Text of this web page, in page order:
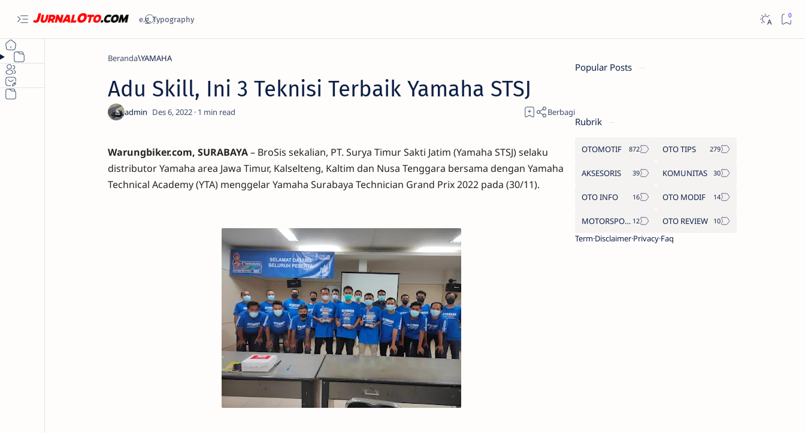
Beranda YAMAHA
Adu Skill, Ini 3 Teknisi Terbaik Yamaha STSJ
1
Warungbiker.com, SURABAYA– BroSis sekalian, PT. Surya Timur Sakti Jatim (Yamaha STSJ) selaku
distributor Yamaha area Jawa Timur, Kalselteng, Kaltim dan Nusa Tenggara bersama dengan Yamaha
Technical Academy (YTA) menggelar Yamaha Surabaya Technician Grand Prix 2022 pada (30/11).
Popular Posts
Rubrik
OTOMOTIF OTO TIPS
AKSESORIS KOMUNITAS
OTO INFO OTO MODIF
MOTORSPORT
OTO REVIEW
TermDisclaimerPrivacyFaq